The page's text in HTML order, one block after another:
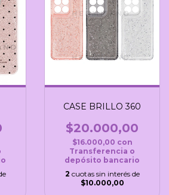
CASE BRILLO 360
$20.000,00
$16.000,00 con
Transferencia o
depósito bancario
2 cuotas sin interés de
$10.000,00